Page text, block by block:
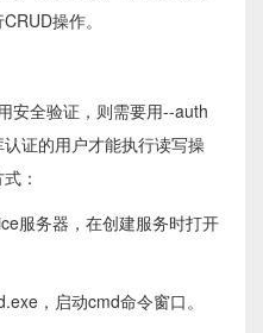
操作。
安全验证，则需要用--auth
证的用户才能执行读写操
：
服务器，在创建服务时打开
，启动cmd命令窗口。